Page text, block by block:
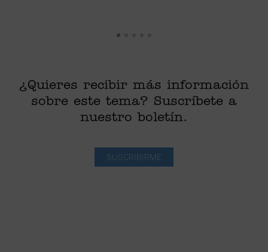
¿Quieres recibir más información
sobre este tema? Suscríbete a
nuestro boletín.
SUSCRIBIRME